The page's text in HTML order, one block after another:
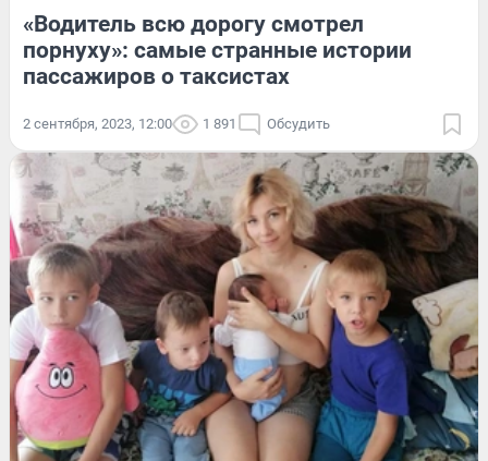
«Водитель всю дорогу смотрел
порнуху»: самые странные истории
пассажиров о таксистах
2 сентября, 2023, 12:00 1 891 Обсудить